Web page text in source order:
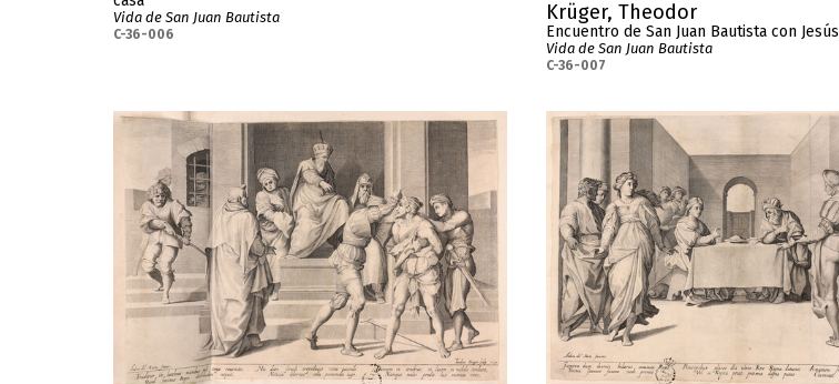
Vida de San Juan Bautista
C-36-006
Krüger, Theodor
Encuentro de San Juan Bautista con Jesús
Vida de San Juan Bautista
C-36-007